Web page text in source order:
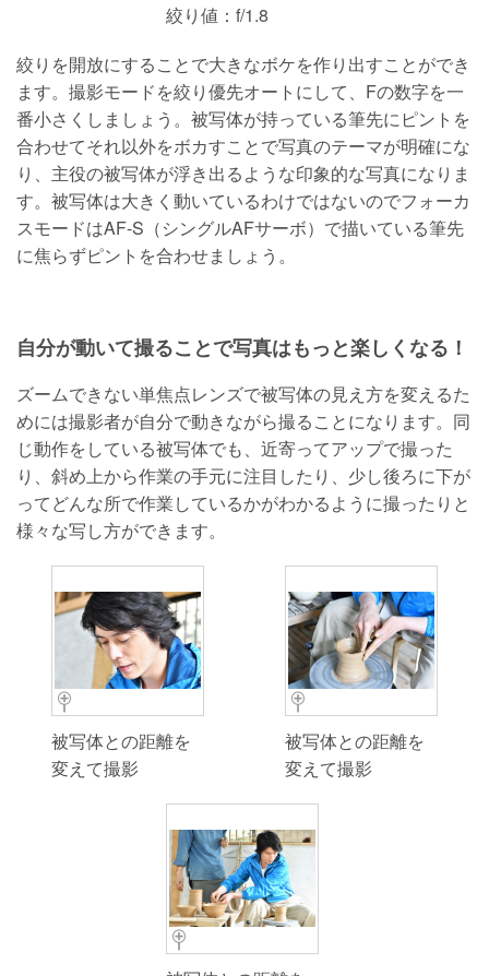
絞り値：f/1.8
絞りを開放にすることで大きなボケを作り出すことができ
ます。撮影モードを絞り優先オートにして、Fの数字を一
番小さくしましょう。被写体が持っている筆先にピントを
合わせてそれ以外をボカすことで写真のテーマが明確にな
り、主役の被写体が浮き出るような印象的な写真になりま
す。被写体は大きく動いているわけではないのでフォーカ
スモードはAF-S（シングルAFサーボ）で描いている筆先
に焦らずピントを合わせましょう。
自分が動いて撮ることで写真はもっと楽しくなる！
ズームできない単焦点レンズで被写体の見え方を変えるた
めには撮影者が自分で動きながら撮ることになります。同
じ動作をしている被写体でも、近寄ってアップで撮った
り、斜め上から作業の手元に注目したり、少し後ろに下が
ってどんな所で作業しているかがわかるように撮ったりと
様々な写し方ができます。
被写体との距離を
変えて撮影
被写体との距離を
変えて撮影